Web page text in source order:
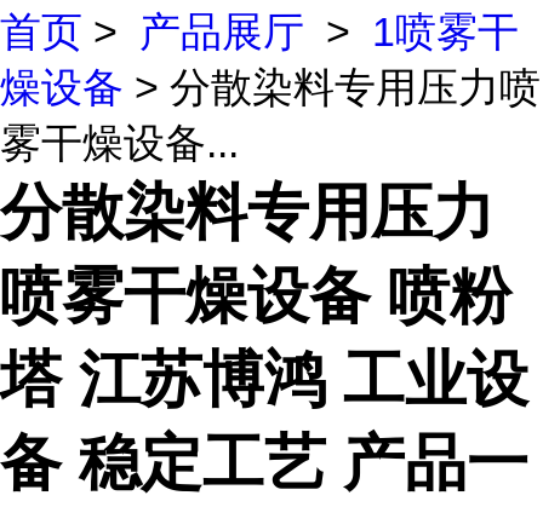
首页 > 产品展厅 > 1喷雾干
燥设备 > 分散染料专用压力喷
雾干燥设备...
分散染料专用压力
喷雾干燥设备 喷粉
塔 江苏博鸿 工业设
备 稳定工艺 产品一